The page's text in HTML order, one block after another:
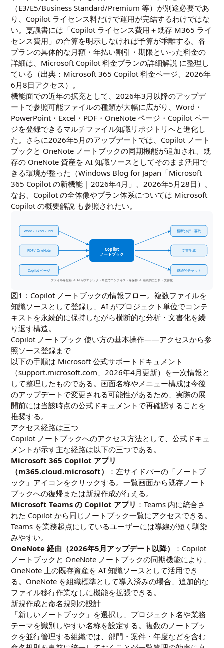
（E3/E5/Business Standard/Premium 等）が別途必要であ
り、Copilot ライセンス料だけで運用が完結するわけではな
い。稟議書には「Copilot ライセンス費用＋既存 M365 ライ
センス費用」の合算を明示しなければ予算が乖離する。各
プランの具体的な月額・年払い割引・期限といった料金の
詳細は、 Microsoft Copilot 料金プランの詳細解説 に整理し
ている（出典：Microsoft 365 Copilot 料金ページ、2026年
6月8日アクセス）。
機能面での近年の拡充として、2026年3月以降のアップデ
ートで参照可能ファイルの種類が大幅に広がり、Word・
PowerPoint・Excel・PDF・OneNote ページ・Copilot ペー
ジを登録できるマルチファイル知識リポジトリへと進化し
た。さらに2026年5月のアップデートでは、Copilot ノート
ブックと OneNote ノートブックの同期機能が追加され、既
存の OneNote 資産を AI 知識ソースとしてそのまま活用で
きる環境が整った（Windows Blog for Japan「Microsoft
365 Copilot の新機能 | 2026年4月」、2026年5月28日）。
なお、Copilot の全体像やプラン体系については Microsoft
Copilot の概要解説 も参照されたい。
Copilot
ノートブック
Word / Excel / PPT
PDF / OneNote
Copilot ページ
横断分析・要約
文書生成
継続的チャット
ファイルを登録 → AI がプロジェクト単位でコンテキストを保持 → 継続的に分析・文書化
図1：Copilot ノートブックの情報フロー。複数ファイルを
知識ソースとして登録し、AI がプロジェクト単位でコンテ
キストを永続的に保持しながら横断的な分析・文書化を繰
り返す構造。
Copilot ノートブック 使い方の基本操作――アクセスから参
照ソース登録まで
以下の手順は Microsoft 公式サポートドキュメント
（support.microsoft.com、2026年4月更新）を一次情報と
して整理したものである。画面名称やメニュー構成は今後
のアップデートで変更される可能性があるため、実際の展
開前には当該時点の公式ドキュメントで再確認することを
推奨する。
アクセス経路は三つ
Copilot ノートブックへのアクセス方法として、公式ドキュ
メントが示す主な経路は以下の三つである。
Microsoft 365 Copilot アプリ
（m365.cloud.microsoft）
：左サイドバーの「ノートブ
ック」アイコンをクリックする。一覧画面から既存ノート
ブックへの復帰または新規作成が行える。
Microsoft Teams の Copilot アプリ ：Teams 内に統合さ
れた Copilot から同じノートブック一覧にアクセスできる。
Teams を業務起点にしているユーザーには導線が短く馴染
みやすい。
OneNote 経由（2026年5月アップデート以降）
：Copilot
ノートブックと OneNote ノートブックの同期機能により、
OneNote 上の既存資産を AI 知識ソースとして活用でき
る。OneNote を組織標準として導入済みの場合、追加的な
ファイル移行作業なしに機能を拡張できる。
新規作成と命名規則の設計
「新しいノートブック」を選択し、プロジェクト名や業務
テーマを識別しやすい名称を設定する。複数のノートブッ
クを並行管理する組織では、部門・案件・年度などを含む